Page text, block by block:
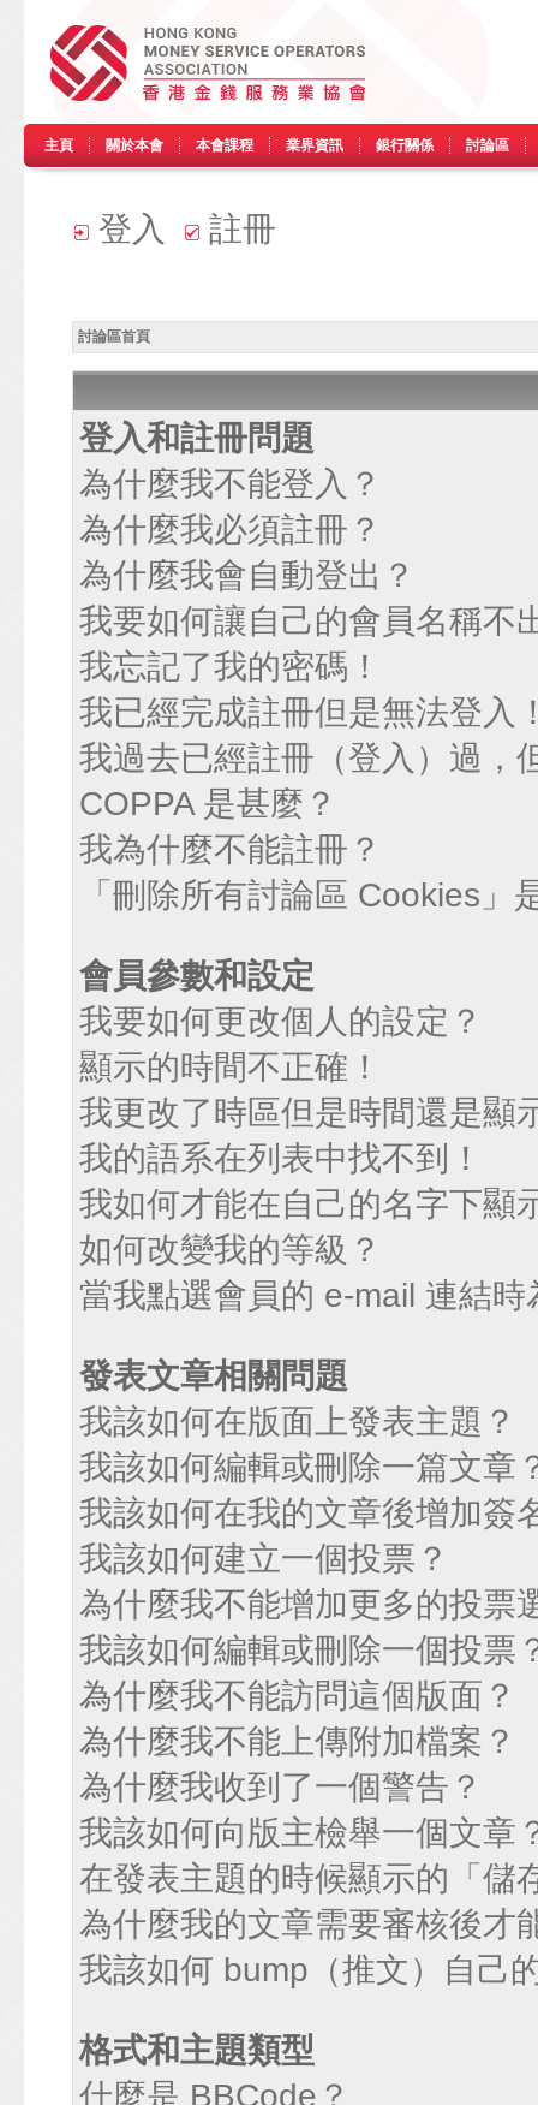
主頁 關於本會 本會課程 業界資訊 銀行關係 討論區
登入 註冊
討論區首頁
登入和註冊問題
為什麼我不能登入？
為什麼我必須註冊？
為什麼我會自動登出？
我要如何讓自己的會員名稱不
我忘記了我的密碼！
我已經完成註冊但是無法登入
我過去已經註冊（登入）過，
COPPA 是甚麼？
我為什麼不能註冊？
「刪除所有討論區 Cookies」
會員參數和設定
我要如何更改個人的設定？
顯示的時間不正確！
我更改了時區但是時間還是顯
我的語系在列表中找不到！
我如何才能在自己的名字下顯
如何改變我的等級？
當我點選會員的 e-mail 連結
發表文章相關問題
我該如何在版面上發表主題？
我該如何編輯或刪除一篇文章
我該如何在我的文章後增加簽
我該如何建立一個投票？
為什麼我不能增加更多的投票
我該如何編輯或刪除一個投票
為什麼我不能訪問這個版面？
為什麼我不能上傳附加檔案？
為什麼我收到了一個警告？
我該如何向版主檢舉一個文章
在發表主題的時候顯示的「儲
為什麼我的文章需要審核後才
我該如何 bump（推文）自己
格式和主題類型
什麼是 BBCode？